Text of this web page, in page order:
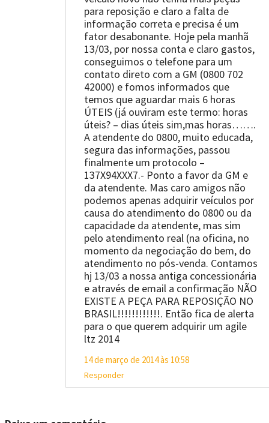
para reposição e claro a falta de
informação correta e precisa é um
fator desabonante. Hoje pela manhã
13/03, por nossa conta e claro gastos,
conseguimos o telefone para um
contato direto com a GM (0800 702
42000) e fomos informados que
temos que aguardar mais 6 horas
ÚTEIS (já ouviram este termo: horas
úteis? – dias úteis sim,mas horas…….
A atendente do 0800, muito educada,
segura das informações, passou
finalmente um protocolo –
137X94XXX7.- Ponto a favor da GM e
da atendente. Mas caro amigos não
podemos apenas adquirir veículos por
causa do atendimento do 0800 ou da
capacidade da atendente, mas sim
pelo atendimento real (na oficina, no
momento da negociação do bem, do
atendimento no pós-venda. Contamos
hj 13/03 a nossa antiga concessionária
e através de email a confirmação NÃO
EXISTE A PEÇA PARA REPOSIÇÃO NO
BRASIL!!!!!!!!!!!!. Então fica de alerta
para o que querem adquirir um agile
ltz 2014
14 de março de 2014 às 10:58
Responder